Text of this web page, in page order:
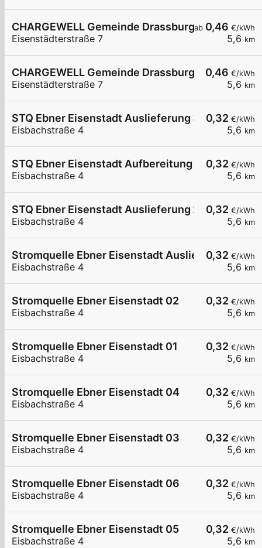
ab 0,46 €/kWh
5,6 km
CHARGEWELL Gemeinde Drassburg 1
Eisenstädterstraße 7
0,46 €/kWh
5,6 km
CHARGEWELL Gemeinde Drassburg 2
Eisenstädterstraße 7
0,32 €/kWh
5,6 km
STQ Ebner Eisenstadt Auslieferung 3
Eisbachstraße 4
0,32 €/kWh
5,6 km
STQ Ebner Eisenstadt Aufbereitung 1
Eisbachstraße 4
0,32 €/kWh
5,6 km
STQ Ebner Eisenstadt Auslieferung 2
Eisbachstraße 4
0,32 €/kWh
5,6 km
Stromquelle Ebner Eisenstadt Auslieferung
Eisbachstraße 4
0,32 €/kWh
5,6 km
Stromquelle Ebner Eisenstadt 02
Eisbachstraße 4
0,32 €/kWh
5,6 km
Stromquelle Ebner Eisenstadt 01
Eisbachstraße 4
0,32 €/kWh
5,6 km
Stromquelle Ebner Eisenstadt 04
Eisbachstraße 4
0,32 €/kWh
5,6 km
Stromquelle Ebner Eisenstadt 03
Eisbachstraße 4
0,32 €/kWh
5,6 km
Stromquelle Ebner Eisenstadt 06
Eisbachstraße 4
0,32 €/kWh
5,6 km
Stromquelle Ebner Eisenstadt 05
Eisbachstraße 4